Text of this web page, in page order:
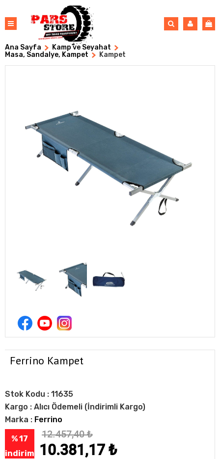
Ana Sayfa
Kamp ve Seyahat
Masa, Sandalye, Kampet
Kampet
Ferrino Kampet
Stok Kodu : 11635
Kargo : Alıcı Ödemeli (İndirimli Kargo)
Marka : Ferrino
% 17
indirim
12.457,40₺
10.381,17 ₺